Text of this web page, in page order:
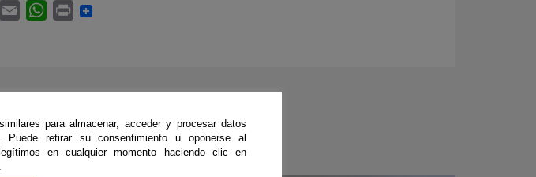
para almacenar, acceder y procesar datos
retirar su consentimiento u oponerse al
en cualquier momento haciendo clic en